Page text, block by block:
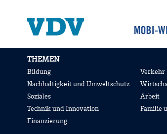
THEMEN
Bildung
Nachhaltigkeit und Umweltschutz
Soziales
Technik und Innovation
Finanzierung
Verkehr
Arbeit
Familie